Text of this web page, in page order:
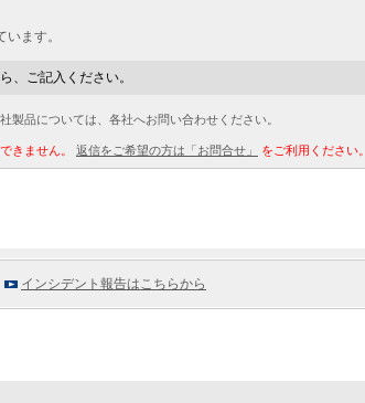
ます。
、ご記入ください。
製品については、各社へお問い合わせください。
きません。 返信をご希望の方は「お問合せ」 をご利用ください。
インシデント報告はこちらから